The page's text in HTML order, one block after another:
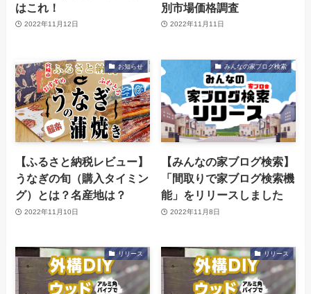
はこれ！
2022年11月12日
別市場価格調査
2022年11月11日
お知らせ
【ふるさと納税レビュー】
うなぎの旬（購入タイミン
グ）とは？名産地は？
2022年11月10日
みんなの家ブログ検索
【みんなの家ブログ検索】
「間取りで家ブログ検索機
能」をリリースしました
2022年11月8日
リリース リリース